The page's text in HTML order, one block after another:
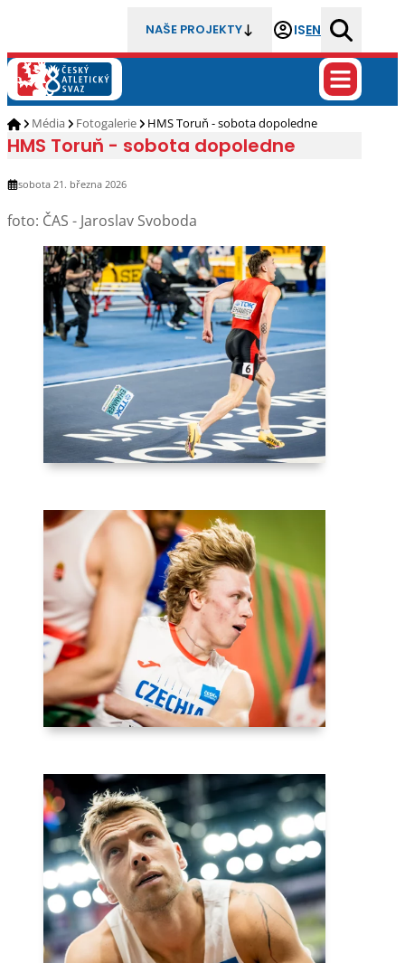
NAŠE PROJEKTY ISEN
Média Fotogalerie HMS Toruň - sobota dopoledne
HMS Toruň - sobota dopoledne
sobota 21. března 2026
foto: ČAS - Jaroslav Svoboda